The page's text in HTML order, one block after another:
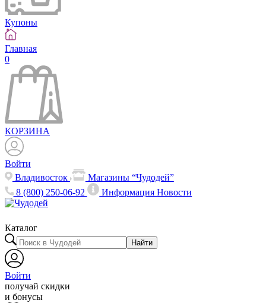
Купоны
Главная
0
КОРЗИНА
Войти
Владивосток
Магазины “Чудодей”
8 (800) 250-06-92
ИнформацияНовости
Каталог
Найти
Войти
получай скидки
и бонусы